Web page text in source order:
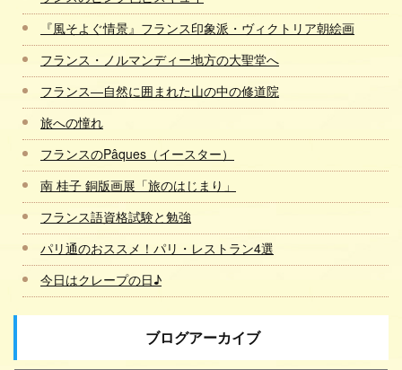
『風そよぐ情景』フランス印象派・ヴィクトリア朝絵画
フランス・ノルマンディー地方の大聖堂へ
フランス―自然に囲まれた山の中の修道院
旅への憧れ
フランスのPâques（イースター）
南 桂子 銅版画展「旅のはじまり」
フランス語資格試験と勉強
パリ通のおススメ！パリ・レストラン4選
今日はクレープの日♪
ブログアーカイブ